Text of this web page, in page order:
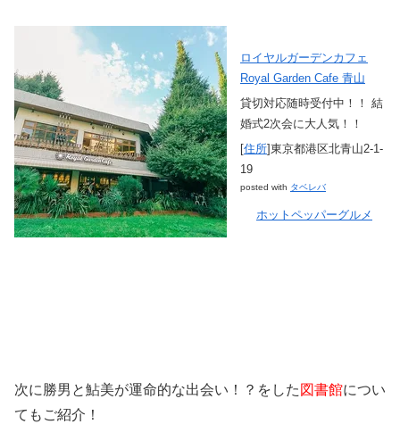
ロイヤルガーデンカフェ
Royal Garden Cafe 青山
貸切対応随時受付中！！ 結
婚式2次会に大人気！！
[住所]東京都港区北青山2-1-
19
posted with タベレバ
ホットペッパーグルメ
次に勝男と鮎美が運命的な出会い！？をした 図書館につい
てもご紹介！